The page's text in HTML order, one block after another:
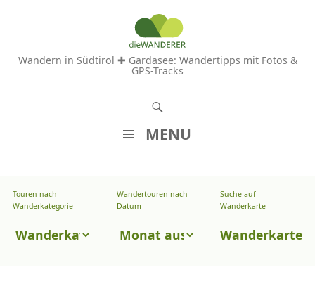
Wandern in Südtirol ✚ Gardasee: Wandertipps mit Fotos &
GPS-Tracks
MENU
M
Touren nach
Wanderkategorie
Touren
Wandertouren nach
Datum
Wandertouren
Datum
Suche auf
Wanderkarte
Wanderkarte